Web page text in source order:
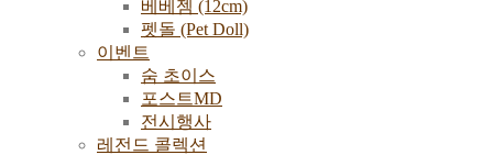
베베젬 (12cm)
펫돌 (Pet Doll)
이벤트
숨 초이스
포스트MD
전시행사
레전드 콜렉션